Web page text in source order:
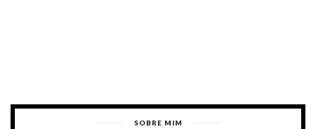
SOBRE MIM